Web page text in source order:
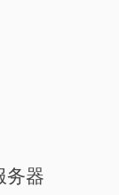
务器